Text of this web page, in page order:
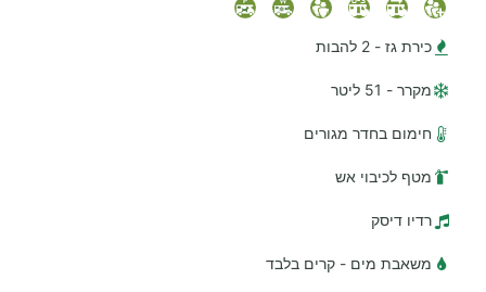
כירת גז - 2 להבות
מקרר - 51 ליטר
חימום בחדר מגורים
מטף לכיבוי אש
רדיו דיסק
משאבת מים - קרים בלבד